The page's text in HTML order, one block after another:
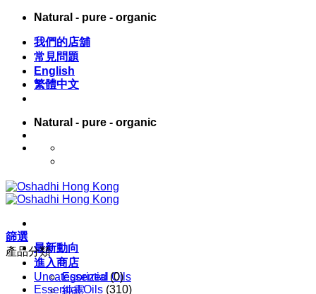
Skip
content
Natural - pure - organic
我們的店舖
常見問題
English
繁體中文
Natural - pure - organic
最新動向
進入商店
Essential Oils
純露
篩選
產品分類
Uncategorized (0)
Essential Oils (310)